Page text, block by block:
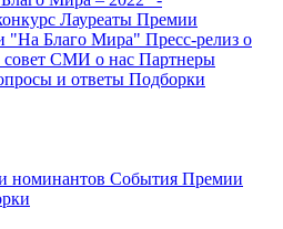
Лауреаты Премии
"На Благо Мира" Пресс-релиз о
СМИ о нас Партнеры
и ответы Подборки
номинантов События Премии